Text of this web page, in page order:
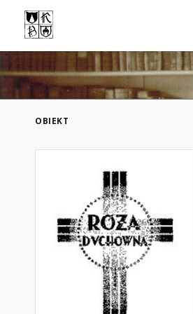
OBIEKT